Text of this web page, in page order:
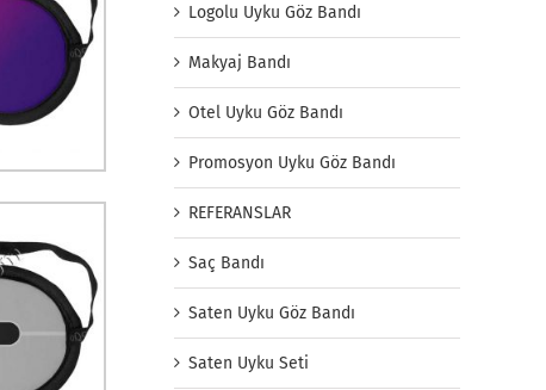
Logolu Uyku Göz Bandı
Makyaj Bandı
Otel Uyku Göz Bandı
Promosyon Uyku Göz Bandı
REFERANSLAR
Saç Bandı
Saten Uyku Göz Bandı
Saten Uyku Seti